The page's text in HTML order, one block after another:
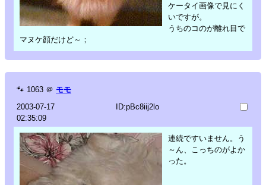
ケータイ画像で見にく
いですが。
うちのコのが離れ目で
マヌケ顔だけど～；
🐾 1063 ＠ モモ
2003-07-17
02:35:09
ID:pBc8iij2lo
連続ですいません。う
～ん、こっちのがよか
った。